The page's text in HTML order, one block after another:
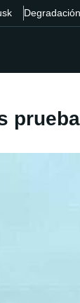
Degradación